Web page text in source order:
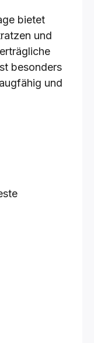
bietet
und
besonders
und